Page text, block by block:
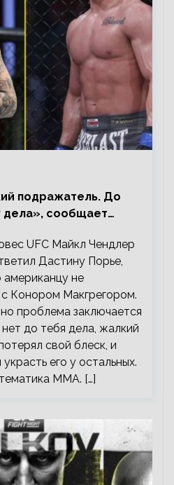
подражатель. До
дела», сообщает
UFC Майкл Чендлер
Дастину Порье,
не
Конором Макгрегором.
проблема заключается
до тебя дела, жалкий
свой блеск, и
его у остальных.
ММА. […]